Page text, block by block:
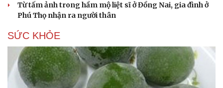
Từ tấm ảnh trong hầm mộ liệt sĩ ở Đồng Nai, gia đình ở
Phú Thọ nhận ra người thân
SỨC KHỎE